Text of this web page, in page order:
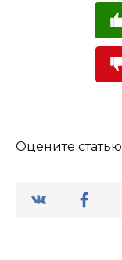
Оцените статью